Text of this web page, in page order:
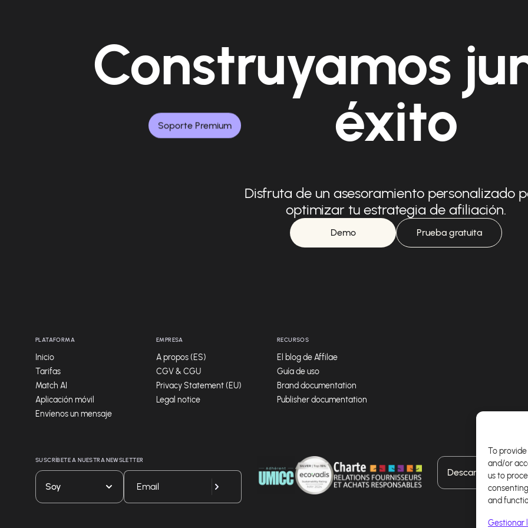
To
and/or
us to
and
Gestionar
Construyamos
éxito
Soporte Premium
Disfruta de un asesoramiento personalizado
optimizar tu estrategia de afiliación.
Demo Prueba gratuita
PLATAFORMA
Inicio
Tarifas
Match AI
Aplicación móvil
Envíenos un mensaje
EMPRESA
A propos (ES)
CGV & CGU
Privacy Statement (EU)
Legal notice
RECURSOS
El blog de Affilae
Guía de uso
Brand documentation
Publisher documentation
SUSCRÍBETE A NUESTRA NEWSLETTER
Soy
Descarga nuestra